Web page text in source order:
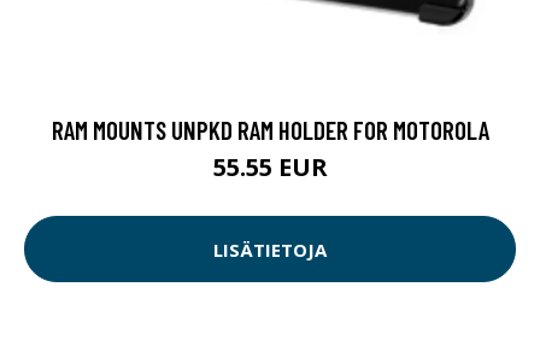
RAM MOUNTS UNPKD RAM HOLDER FOR MOTOROLA
55.55 EUR
LISÄTIETOJA